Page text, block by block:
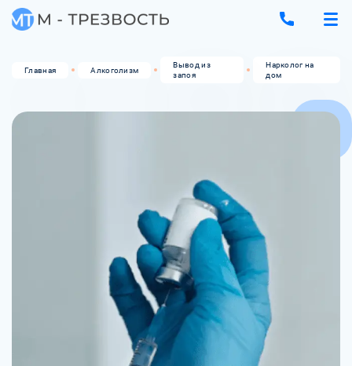
Главная Алкоголизм
Вывод из
запоя
Нарколог на
дом